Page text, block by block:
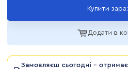
Додати в
Замовляєш сьогодні -
Купити